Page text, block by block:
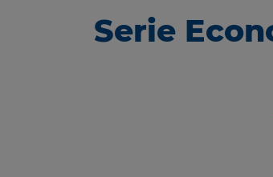
Serie